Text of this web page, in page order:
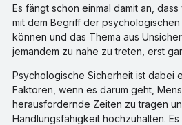
Es fängt schon einmal damit an,
mit dem Begriff der
können und das Thema aus
jemandem zu nahe zu treten, erst
Psychologische Sicherheit ist dabei
Faktoren, wenn es darum geht,
herausfordernde Zeiten zu tragen
Handlungsfähigkeit hochzuhalten. Es